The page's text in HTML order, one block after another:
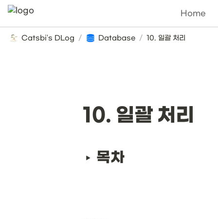
Home
Catsbi's DLog / Database / 10. 일괄 처리
10. 일괄 처리
목차